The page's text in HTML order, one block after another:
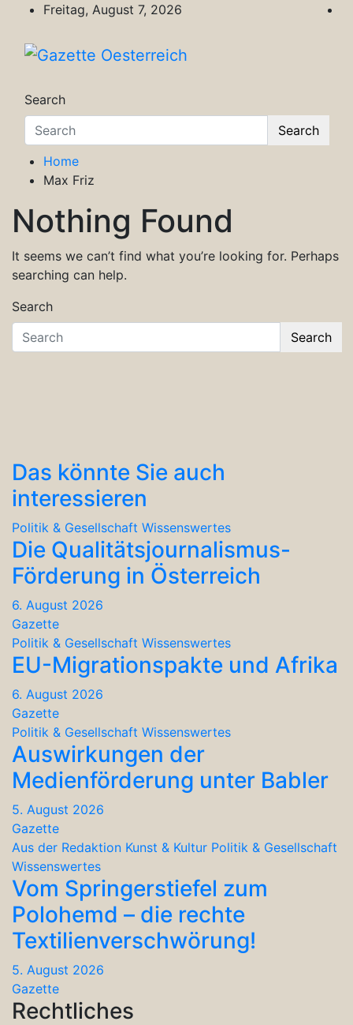
content
Freitag, August 7, 2026
Search
Search
Home
Max Friz
Nothing Found
It seems we can’t find what you’re looking for. Perhaps
searching can help.
Search
Search
Das könnte Sie auch
interessieren
Politik & Gesellschaft Wissenswertes
Die Qualitätsjournalismus-
Förderung in Österreich
6. August 2026
Gazette
Politik & Gesellschaft Wissenswertes
EU-Migrationspakte und Afrika
6. August 2026
Gazette
Politik & Gesellschaft Wissenswertes
Auswirkungen der
Medienförderung unter Babler
5. August 2026
Gazette
Aus der Redaktion Kunst & Kultur Politik & Gesellschaft
Wissenswertes
Vom Springerstiefel zum
Polohemd – die rechte
Textilienverschwörung!
5. August 2026
Gazette
Rechtliches